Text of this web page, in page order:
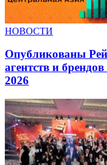
НОВОСТИ
Опубликованы
агентств и
2026